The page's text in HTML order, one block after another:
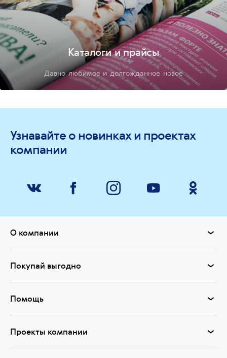
Каталоги и прайсы
Давно любимое и долгожданное новое
Узнавайте о новинках и проектах
компании
О компании
Покупай выгодно
Помощь
Проекты компании